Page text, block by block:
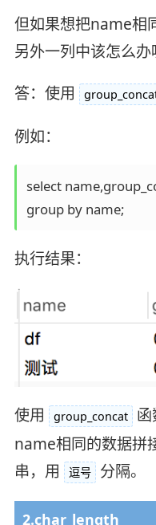
但如果想把name相
另外一列中该怎么办
答：使用
例如：
select
group by name;
执行结果：
使用 group_concat
函
name相同的数据拼
串，用
逗号 分隔。
2.char_length